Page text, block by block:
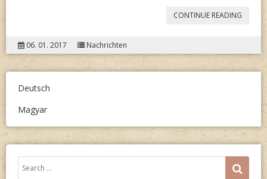
CONTINUE READING
06. 01. 2017 Nachrichten
Deutsch
Magyar
Search
for: